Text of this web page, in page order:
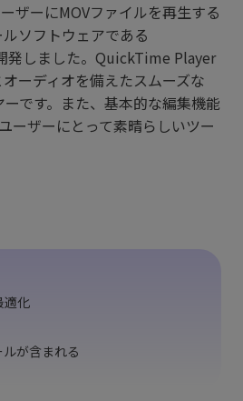
ザーにMOVファイルを再生する
ソフトウェアである
しました。QuickTime Player
ーディオを備えたスムーズな
です。また、基本的な編集機能
ーザーにとって素晴らしいツー
適化
が含まれる